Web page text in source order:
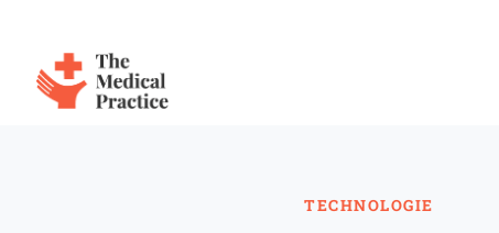
TECHNOLOGIE